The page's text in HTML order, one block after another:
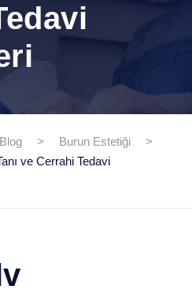
Blog > Burun Estetiği
>
ve Cerrahi Tedavi